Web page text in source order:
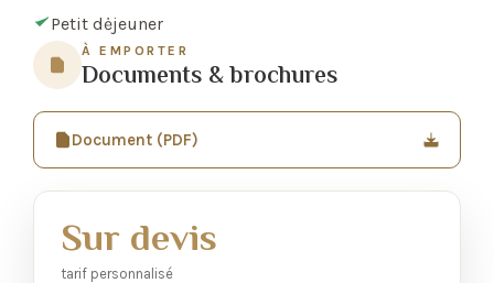
Petit dėjeuner
À EMPORTER
Documents & brochures
Document (PDF)
Sur devis
tarif personnalisé